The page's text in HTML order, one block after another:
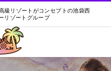
級リゾートがコンセプトの池袋西
リゾートグループ